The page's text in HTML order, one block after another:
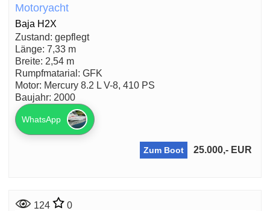
Motoryacht
Baja H2X
Zustand: gepflegt
Länge: 7,33 m
Breite: 2,54 m
Rumpfmatarial: GFK
Motor: Mercury 8.2 L V-8, 410 PS
Baujahr: 2000
WhatsApp
Zum Boot 25.000,- EUR
124 0